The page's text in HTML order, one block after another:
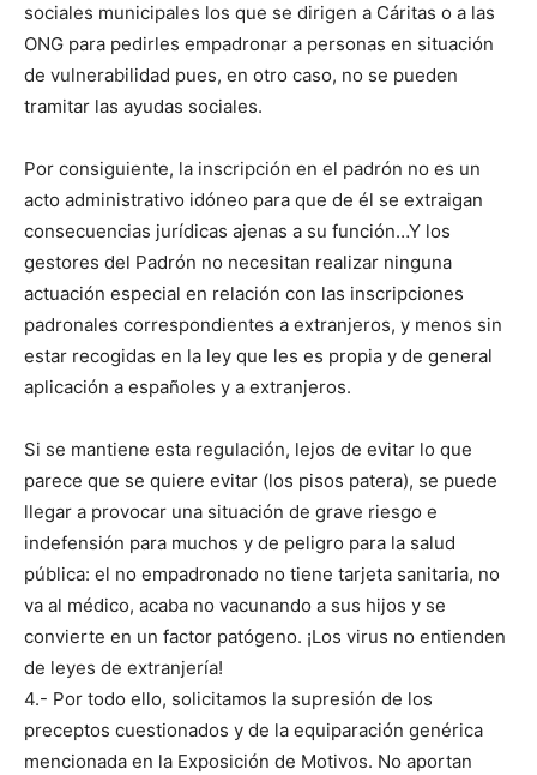
sociales municipales los que se dirigen a Cáritas o a las
ONG para pedirles empadronar a personas en situación
de vulnerabilidad pues, en otro caso, no se pueden
tramitar las ayudas sociales.
Por consiguiente, la inscripción en el padrón no es un
acto administrativo idóneo para que de él se extraigan
consecuencias jurídicas ajenas a su función…Y los
gestores del Padrón no necesitan realizar ninguna
actuación especial en relación con las inscripciones
padronales correspondientes a extranjeros, y menos sin
estar recogidas en la ley que les es propia y de general
aplicación a españoles y a extranjeros.
Si se mantiene esta regulación, lejos de evitar lo que
parece que se quiere evitar (los pisos patera), se puede
llegar a provocar una situación de grave riesgo e
indefensión para muchos y de peligro para la salud
pública: el no empadronado no tiene tarjeta sanitaria, no
va al médico, acaba no vacunando a sus hijos y se
convierte en un factor patógeno. ¡Los virus no entienden
de leyes de extranjería!
4.- Por todo ello, solicitamos la supresión de los
preceptos cuestionados y de la equiparación genérica
mencionada en la Exposición de Motivos. No aportan